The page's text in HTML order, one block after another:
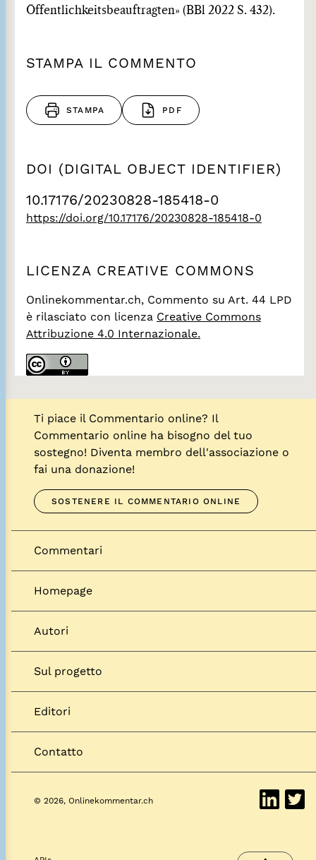
Öffentlichkeitsbeauftragten» (BBl 2022 S. 432).
STAMPA IL COMMENTO
STAMPA PDF
DOI (DIGITAL OBJECT IDENTIFIER)
10.17176/20230828-185418-0
https://doi.org/10.17176/20230828-185418-0
LICENZA CREATIVE COMMONS
Onlinekommentar.ch, Commento su Art. 44 LPD
è rilasciato con licenza Creative Commons
Attribuzione 4.0 Internazionale.
Ti piace il Commentario online? Il
Commentario online ha bisogno del tuo
sostegno! Diventa membro dell'associazione o
fai una donazione!
SOSTENERE IL COMMENTARIO ONLINE
Commentari
Homepage
Autori
Sul progetto
Editori
Contatto
© 2026, Onlinekommentar.ch